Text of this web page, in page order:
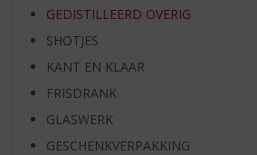
GEDISTILLEERD OVERIG
SHOTJES
KANT EN KLAAR
FRISDRANK
GLASWERK
GESCHENKVERPAKKING